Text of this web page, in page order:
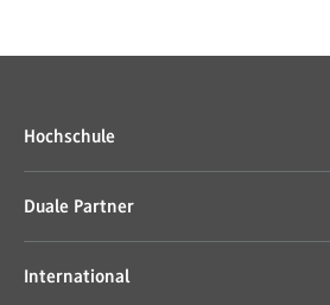
Hochschule
Duale Partner
International